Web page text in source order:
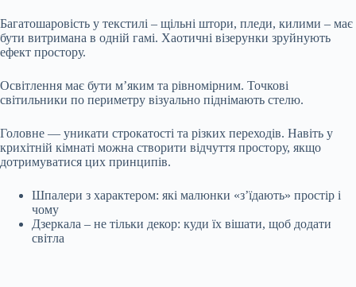
Багатошаровість у текстилі – щільні штори, пледи, килими – має
бути витримана в одній гамі. Хаотичні візерунки зруйнують
ефект простору.
Освітлення має бути м’яким та рівномірним. Точкові
світильники по периметру візуально піднімають стелю.
Головне — уникати строкатості та різких переходів. Навіть у
крихітній кімнаті можна створити відчуття простору, якщо
дотримуватися цих принципів.
Шпалери з характером: які малюнки «з’їдають» простір і
чому
Дзеркала – не тільки декор: куди їх вішати, щоб додати
світла